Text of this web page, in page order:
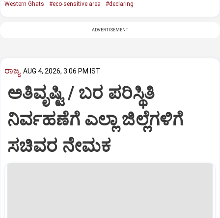
Western Ghats
#eco-sensitive area #declaring
ADVERTISEMENT
ರಾಜ್ಯ AUG 4, 2026, 3:06 PM IST
ಅತಿವೃಷ್ಟಿ / ಬರ ಪರಿಸ್ಥಿತಿ
ನಿರ್ವಹಣೆಗೆ ಎಲ್ಲಾ ಜಿಲ್ಲೆಗಳಿಗೆ
ಸಚಿವರ ನೇಮಕ